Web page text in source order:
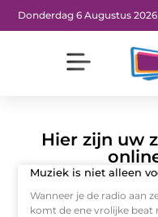
Donderdag 6 Augustus 2026
Hier zijn uw
Muziek is niet alleen
Wanneer je de radio aan
komt de ene vrolijke beat